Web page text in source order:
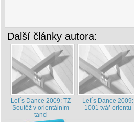
Další články autora:
Let´s Dance 2009: TZ
Soutěž v orientálním
tanci
Let´s Dance 2009:
1001 tvář orientu